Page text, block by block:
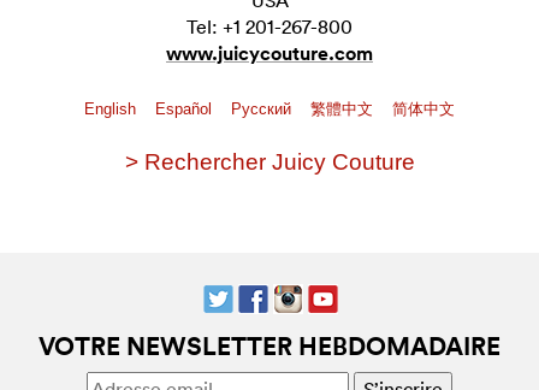
Tel: +1 201-267-800
www.juicycouture.com
English Español Pусский 繁體中文 简体中文
> Rechercher Juicy Couture
VOTRE NEWSLETTER HEBDOMADAIRE